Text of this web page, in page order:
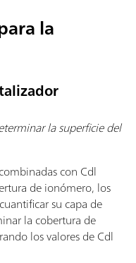
la
la superficie del
con Cdl
de ionómero, los
su capa de
la cobertura de
los valores de Cdl